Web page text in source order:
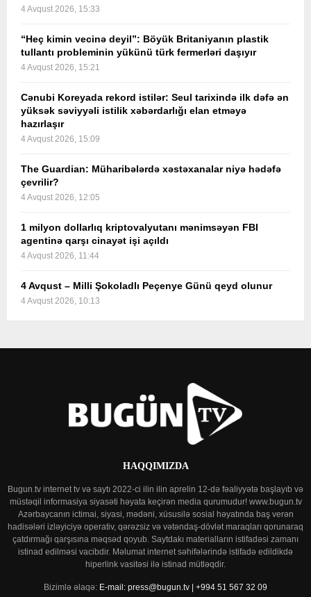
4 Avqust 2026, 15:33
“Heç kimin vecinə deyil”: Böyük Britaniyanın plastik
tullantı probleminin yükünü türk fermerləri daşıyır
4 Avqust 2026, 15:21
Cənubi Koreyada rekord istilər: Seul tarixində ilk dəfə ən
yüksək səviyyəli istilik xəbərdarlığı elan etməyə
hazırlaşır
4 Avqust 2026, 15:09
The Guardian: Müharibələrdə xəstəxanalar niyə hədəfə
çevrilir?
4 Avqust 2026, 12:05
1 milyon dollarlıq kriptovalyutanı mənimsəyən FBI
agentinə qarşı cinayət işi açıldı
4 Avqust 2026, 11:44
4 Avqust – Milli Şokoladlı Peçenye Günü qeyd olunur
4 Avqust 2026, 10:13
HAQQIMIZDA
Bugun.tv internet tv və saytı 2022-ci ilin ilin aprelin 12-də fəaliyyətə başlayıb və
müstəqil informasiya siyasəti həyata keçirən media qurumudur! www.bugun.tv
Azərbaycanın ictimai, siyasi, mədəni, xüsusilə sosial həyatında baş verən
hadisələri izləyiciyə operativ, qərəzsiz və vətəndaş-dövlət maraqları qorunaraq
çatdırmağı qarşısına məqsəd qoyub. Saytdakı materialların istifadəsi zamanı
istinad edilməsi vacibdir. Məlumat internet səhifələrində istifadə edildikdə
hiperlink vasitəsi ilə istinad mütləqdir.
Bizimlə əlaqə: E-mail: press@bugun.tv | +994 51 567 32 09